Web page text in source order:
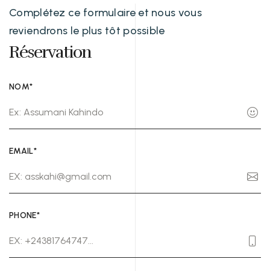
Complétez ce formulaire et nous vous
reviendrons le plus tôt possible
Réservation
NOM*
EMAIL*
PHONE*